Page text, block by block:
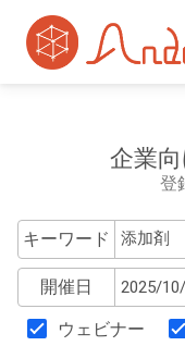
企業
登
キーワード
開催日
ウェビナー